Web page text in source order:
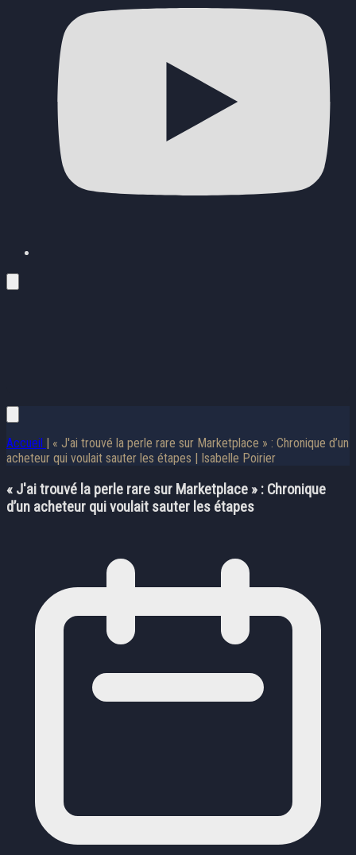
Accueil | « J'ai trouvé la perle rare sur Marketplace » : Chronique d’un
acheteur qui voulait sauter les étapes | Isabelle Poirier
« J'ai trouvé la perle rare sur Marketplace » : Chronique
d’un acheteur qui voulait sauter les étapes